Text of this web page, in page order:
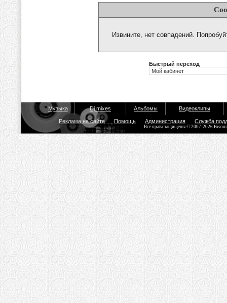
Извините, нет совпадений.
Быстрый переход
Музыка Dj mixes Альбомы Видеоклипы
Реклама на сайте Помощь Администрация Служба
Все права защищены © 2007-2026